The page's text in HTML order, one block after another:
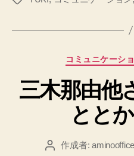
コミュニケーシ
三木那由他
とと
投
作成者:aminooffice